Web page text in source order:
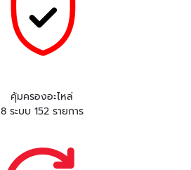
คุ้มครองอะไหล่
8 ระบบ 152 รายการ